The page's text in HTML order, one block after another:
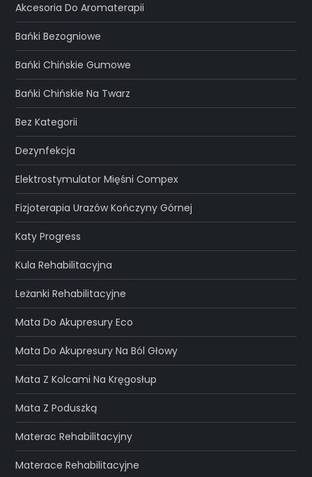
Akcesoria Do Aromaterapii
Bańki Bezogniowe
Bańki Chińskie Gumowe
Bańki Chińskie Na Twarz
Bez Kategorii
Dezynfekcja
Elektrostymulator Mięśni Compex
Fizjoterapia Urazów Kończyny Górnej
Katy Progress
Kula Rehabilitacyjna
Leżanki Rehabilitacyjne
Mata Do Akupresury Eco
Mata Do Akupresury Na Ból Głowy
Mata Z Kolcami Na Kręgosłup
Mata Z Poduszką
Materac Rehabilitacyjny
Materace Rehabilitacyjne